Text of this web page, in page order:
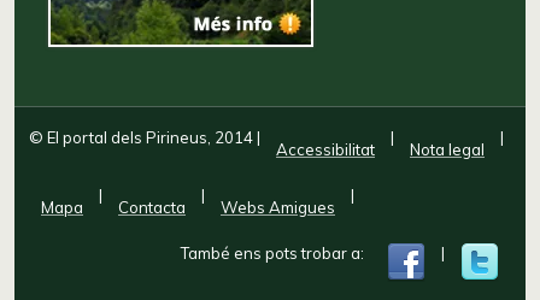
© El portal dels Pirineus, 2014|
Accessibilitat
|
Nota legal
|
Mapa
|
Contacta
|
Webs Amigues
|
També ens pots trobar a: |